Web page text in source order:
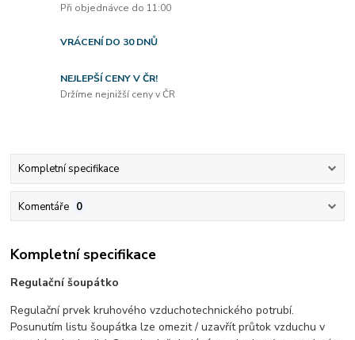
Při objednávce do 11:00
VRÁCENÍ DO 30 DNŮ
NEJLEPŠÍ CENY V ČR!
Držíme nejnižší ceny v ČR
Kompletní specifikace
Komentáře 0
Kompletní specifikace
Regulační šoupátko
Regulační prvek kruhového vzduchotechnického potrubí.
Posunutím listu šoupátka lze omezit / uzavřít průtok vzduchu v